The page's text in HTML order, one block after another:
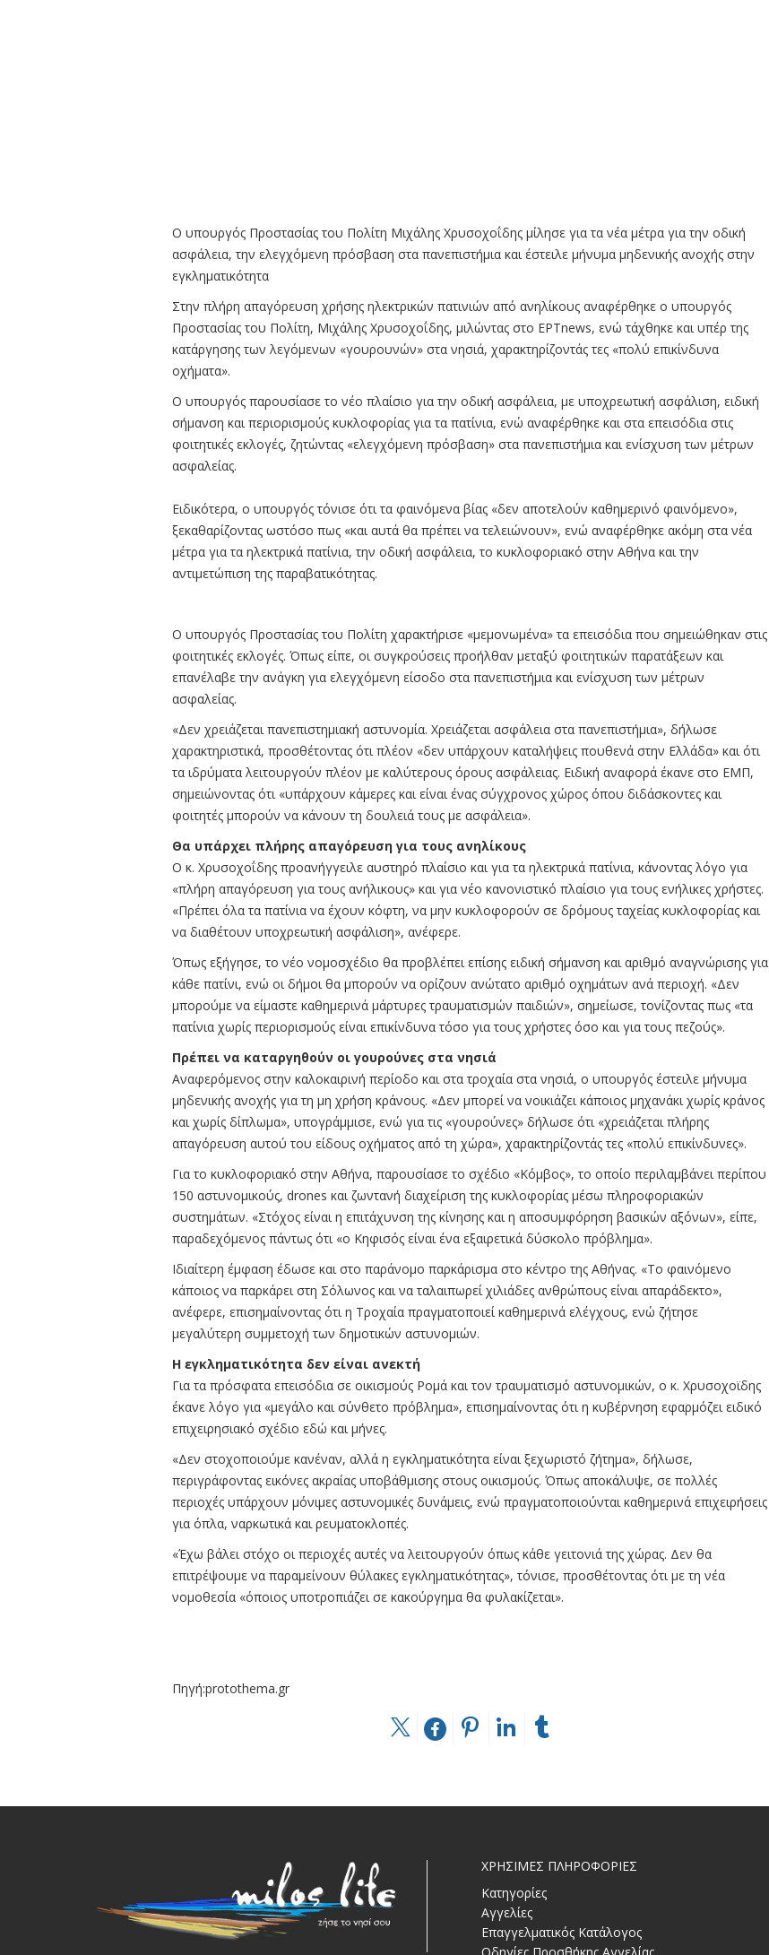
Ο υπουργός Προστασίας του Πολίτη Μιχάλης Χρυσοχοΐδης μίλησε για τα νέα μέτρα για την οδική
ασφάλεια, την ελεγχόμενη πρόσβαση στα πανεπιστήμια και έστειλε μήνυμα μηδενικής ανοχής στην
εγκληματικότητα
Στην πλήρη απαγόρευση χρήσης ηλεκτρικών πατινιών από ανηλίκους αναφέρθηκε ο υπουργός
Προστασίας του Πολίτη, Μιχάλης Χρυσοχοΐδης, μιλώντας στο ΕΡΤnews, ενώ τάχθηκε και υπέρ της
κατάργησης των λεγόμενων «γουρουνών» στα νησιά, χαρακτηρίζοντάς τες «πολύ επικίνδυνα
οχήματα».
Ο υπουργός παρουσίασε το νέο πλαίσιο για την οδική ασφάλεια, με υποχρεωτική ασφάλιση, ειδική
σήμανση και περιορισμούς κυκλοφορίας για τα πατίνια, ενώ αναφέρθηκε και στα επεισόδια στις
φοιτητικές εκλογές, ζητώντας «ελεγχόμενη πρόσβαση» στα πανεπιστήμια και ενίσχυση των μέτρων
ασφαλείας.
Ειδικότερα, ο υπουργός τόνισε ότι τα φαινόμενα βίας «δεν αποτελούν καθημερινό φαινόμενο»,
ξεκαθαρίζοντας ωστόσο πως «και αυτά θα πρέπει να τελειώνουν», ενώ αναφέρθηκε ακόμη στα νέα
μέτρα για τα ηλεκτρικά πατίνια, την οδική ασφάλεια, το κυκλοφοριακό στην Αθήνα και την
αντιμετώπιση της παραβατικότητας.
O υπουργός Προστασίας του Πολίτη χαρακτήρισε «μεμονωμένα» τα επεισόδια που σημειώθηκαν στις
φοιτητικές εκλογές. Όπως είπε, οι συγκρούσεις προήλθαν μεταξύ φοιτητικών παρατάξεων και
επανέλαβε την ανάγκη για ελεγχόμενη είσοδο στα πανεπιστήμια και ενίσχυση των μέτρων
ασφαλείας.
«Δεν χρειάζεται πανεπιστημιακή αστυνομία. Χρειάζεται ασφάλεια στα πανεπιστήμια», δήλωσε
χαρακτηριστικά, προσθέτοντας ότι πλέον «δεν υπάρχουν καταλήψεις πουθενά στην Ελλάδα» και ότι
τα ιδρύματα λειτουργούν πλέον με καλύτερους όρους ασφάλειας. Ειδική αναφορά έκανε στο ΕΜΠ,
σημειώνοντας ότι «υπάρχουν κάμερες και είναι ένας σύγχρονος χώρος όπου διδάσκοντες και
φοιτητές μπορούν να κάνουν τη δουλειά τους με ασφάλεια».
Θα υπάρχει πλήρης απαγόρευση για τους ανηλίκους
Ο κ. Χρυσοχοΐδης προανήγγειλε αυστηρό πλαίσιο και για τα ηλεκτρικά πατίνια, κάνοντας λόγο για
«πλήρη απαγόρευση για τους ανήλικους» και για νέο κανονιστικό πλαίσιο για τους ενήλικες χρήστες.
«Πρέπει όλα τα πατίνια να έχουν κόφτη, να μην κυκλοφορούν σε δρόμους ταχείας κυκλοφορίας και
να διαθέτουν υποχρεωτική ασφάλιση», ανέφερε.
Όπως εξήγησε, το νέο νομοσχέδιο θα προβλέπει επίσης ειδική σήμανση και αριθμό αναγνώρισης για
κάθε πατίνι, ενώ οι δήμοι θα μπορούν να ορίζουν ανώτατο αριθμό οχημάτων ανά περιοχή. «Δεν
μπορούμε να είμαστε καθημερινά μάρτυρες τραυματισμών παιδιών», σημείωσε, τονίζοντας πως «τα
πατίνια χωρίς περιορισμούς είναι επικίνδυνα τόσο για τους χρήστες όσο και για τους πεζούς».
Πρέπει να καταργηθούν οι γουρούνες στα νησιά
Αναφερόμενος στην καλοκαιρινή περίοδο και στα τροχαία στα νησιά, ο υπουργός έστειλε μήνυμα
μηδενικής ανοχής για τη μη χρήση κράνους. «Δεν μπορεί να νοικιάζει κάποιος μηχανάκι χωρίς κράνος
και χωρίς δίπλωμα», υπογράμμισε, ενώ για τις «γουρούνες» δήλωσε ότι «χρειάζεται πλήρης
απαγόρευση αυτού του είδους οχήματος από τη χώρα», χαρακτηρίζοντάς τες «πολύ επικίνδυνες».
Για το κυκλοφοριακό στην Αθήνα, παρουσίασε το σχέδιο «Κόμβος», το οποίο περιλαμβάνει περίπου
150 αστυνομικούς, drones και ζωντανή διαχείριση της κυκλοφορίας μέσω πληροφοριακών
συστημάτων. «Στόχος είναι η επιτάχυνση της κίνησης και η αποσυμφόρηση βασικών αξόνων», είπε,
παραδεχόμενος πάντως ότι «ο Κηφισός είναι ένα εξαιρετικά δύσκολο πρόβλημα».
Ιδιαίτερη έμφαση έδωσε και στο παράνομο παρκάρισμα στο κέντρο της Αθήνας. «Το φαινόμενο
κάποιος να παρκάρει στη Σόλωνος και να ταλαιπωρεί χιλιάδες ανθρώπους είναι απαράδεκτο»,
ανέφερε, επισημαίνοντας ότι η Τροχαία πραγματοποιεί καθημερινά ελέγχους, ενώ ζήτησε
μεγαλύτερη συμμετοχή των δημοτικών αστυνομιών.
Η εγκληματικότητα δεν είναι ανεκτή
Για τα πρόσφατα επεισόδια σε οικισμούς Ρομά και τον τραυματισμό αστυνομικών, ο κ. Χρυσοχοϊδης
έκανε λόγο για «μεγάλο και σύνθετο πρόβλημα», επισημαίνοντας ότι η κυβέρνηση εφαρμόζει ειδικό
επιχειρησιακό σχέδιο εδώ και μήνες.
«Δεν στοχοποιούμε κανέναν, αλλά η εγκληματικότητα είναι ξεχωριστό ζήτημα», δήλωσε,
περιγράφοντας εικόνες ακραίας υποβάθμισης στους οικισμούς. Όπως αποκάλυψε, σε πολλές
περιοχές υπάρχουν μόνιμες αστυνομικές δυνάμεις, ενώ πραγματοποιούνται καθημερινά επιχειρήσεις
για όπλα, ναρκωτικά και ρευματοκλοπές.
«Έχω βάλει στόχο οι περιοχές αυτές να λειτουργούν όπως κάθε γειτονιά της χώρας. Δεν θα
επιτρέψουμε να παραμείνουν θύλακες εγκληματικότητας», τόνισε, προσθέτοντας ότι με τη νέα
νομοθεσία «όποιος υποτροπιάζει σε κακούργημα θα φυλακίζεται».
Πηγή:protothema.gr
ΧΡΗΣΙΜΕΣ ΠΛΗΡΟΦΟΡΙΕΣ
Κατηγορίες
Αγγελίες
Επαγγελματικός Κατάλογος